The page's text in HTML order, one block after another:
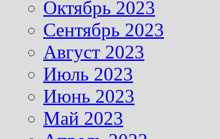
Октябрь 2023
Сентябрь 2023
Август 2023
Июль 2023
Июнь 2023
Май 2023